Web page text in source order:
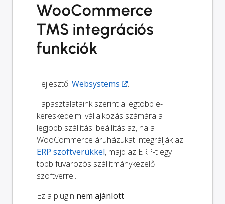
WooCommerce
TMS integrációs
funkciók
Fejlesztő: Websystems
.
Tapasztalataink szerint a legtöbb e-
kereskedelmi vállalkozás számára a
legjobb szállítási beállítás az, ha a
WooCommerce áruházukat integrálják az
ERP szoftverükkel, majd az ERP-t egy
több fuvarozós szállítmánykezelő
szoftverrel.
Ez a plugin nem ajánlott: